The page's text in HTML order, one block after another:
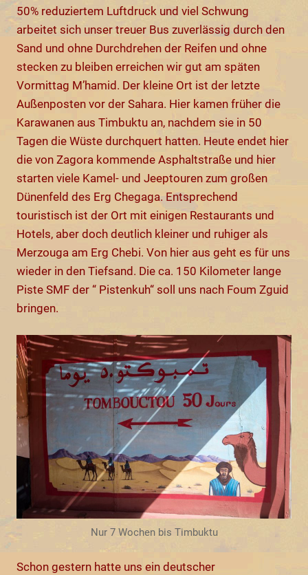
50% reduziertem Luftdruck und viel Schwung
arbeitet sich unser treuer Bus zuverlässig durch den
Sand und ohne Durchdrehen der Reifen und ohne
stecken zu bleiben erreichen wir gut am späten
Vormittag M’hamid. Der kleine Ort ist der letzte
Außenposten vor der Sahara. Hier kamen früher die
Karawanen aus Timbuktu an, nachdem sie in 50
Tagen die Wüste durchquert hatten. Heute endet hier
die von Zagora kommende Asphaltstraße und hier
starten viele Kamel- und Jeeptouren zum großen
Dünenfeld des Erg Chegaga. Entsprechend
touristisch ist der Ort mit einigen Restaurants und
Hotels, aber doch deutlich kleiner und ruhiger als
Merzouga am Erg Chebi. Von hier aus geht es für uns
wieder in den Tiefsand. Die ca. 150 Kilometer lange
Piste SMF der “ Pistenkuh“ soll uns nach Foum Zguid
bringen.
Nur 7 Wochen bis Timbuktu
Schon gestern hatte uns ein deutscher